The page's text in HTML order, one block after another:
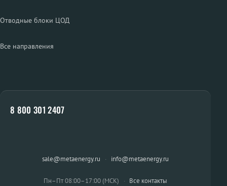
Отводные блоки ЦОД
Все направления
8 800 301 2407
sale@metaenergy.ru · info@metaenergy.ru
Пн–Пт 08:00–17:00 (МСК) · Все контакты